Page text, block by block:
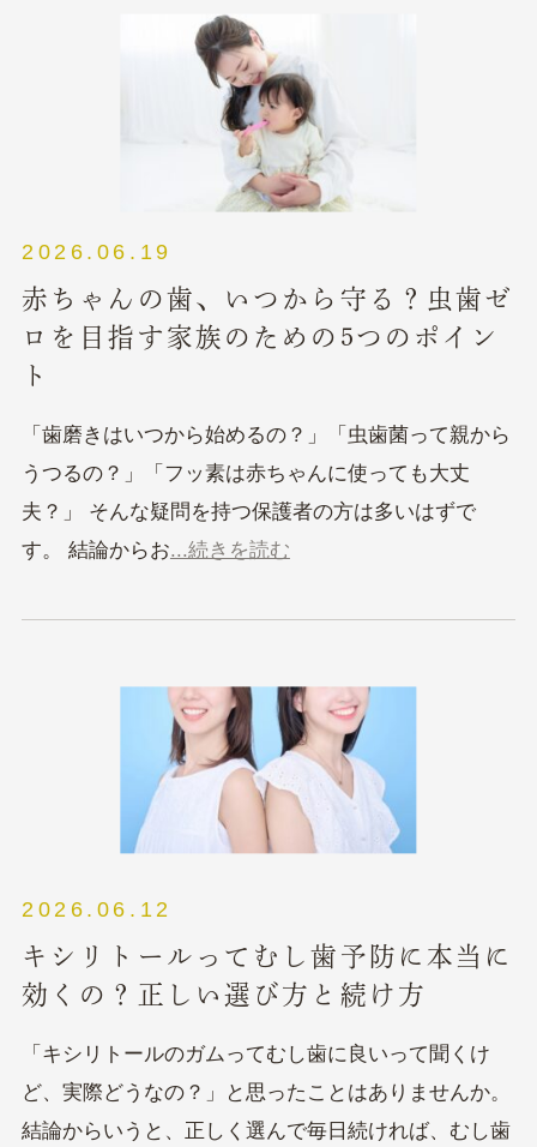
2026.06.19
赤ちゃんの歯、いつから守る？虫歯ゼ
ロを目指す家族のための5つのポイン
ト
「歯磨きはいつから始めるの？」「虫歯菌って親から
うつるの？」「フッ素は赤ちゃんに使っても大丈
夫？」 そんな疑問を持つ保護者の方は多いはずで
す。 結論からお...続きを読む
2026.06.12
キシリトールってむし歯予防に本当に
効くの？正しい選び方と続け方
「キシリトールのガムってむし歯に良いって聞くけ
ど、実際どうなの？」と思ったことはありませんか。
結論からいうと、正しく選んで毎日続ければ、むし歯